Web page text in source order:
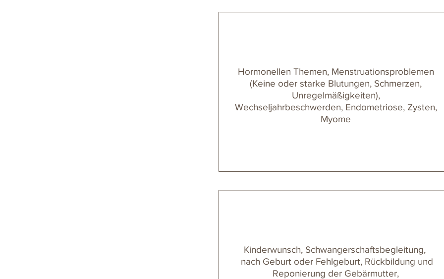
Hormonellen Themen, Menstruationsproblemen
(Keine oder starke Blutungen, Schmerzen,
Unregelmäßigkeiten),
Wechseljahrbeschwerden, Endometriose, Zysten,
Myome
Kinderwunsch, Schwangerschaftsbegleitung,
nach Geburt oder Fehlgeburt, Rückbildung und
Reponierung der Gebärmutter,